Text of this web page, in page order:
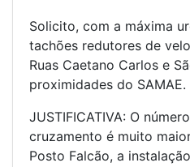
Solicito, com a máxima
tachões redutores de
Ruas Caetano Carlos e
proximidades do SAMAE.
JUSTIFICATIVA: O
cruzamento é muito
Posto Falcão, a